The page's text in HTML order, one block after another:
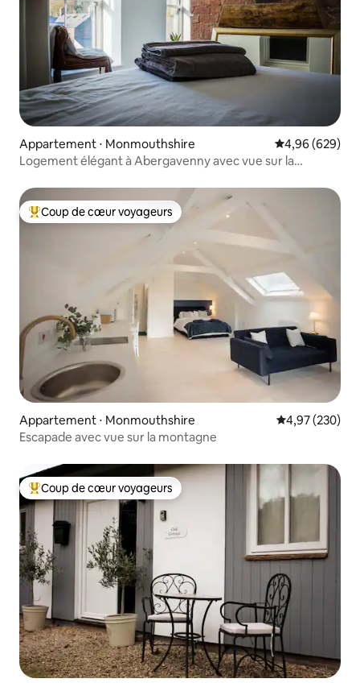
Appartement ⋅ Monmouthshire Évaluation
4,96 (629)
Logement élégant à Abergavenny avec vue sur la
Coups de cœur voyageurs les plus appréciés
Coup de cœur voyageurs
Appartement ⋅ Monmouthshire Évaluation
4,97 (230)
Escapade avec vue sur la montagne
Coups de cœur voyageurs les plus appréciés
Coup de cœur voyageurs